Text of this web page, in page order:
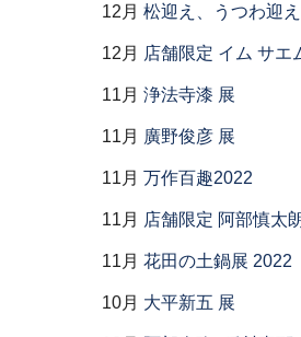
12月 松迎え、うつわ迎
12月 店舗限定 イム サ
11月 浄法寺漆 展
11月 廣野俊彦 展
11月 万作百趣2022
11月 店舗限定 阿部慎太
11月 花田の土鍋展 2022
10月 大平新五 展